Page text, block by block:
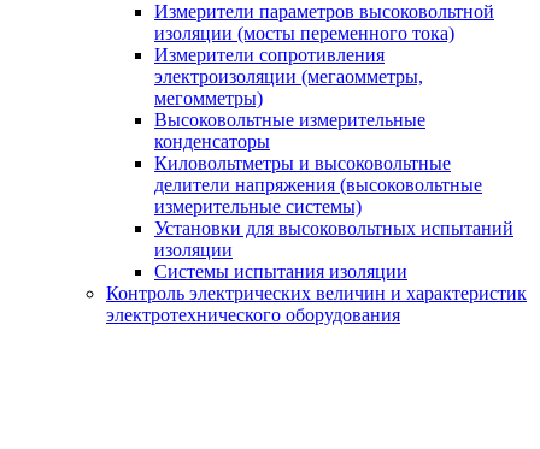
Измерители параметров высоковольтной
изоляции (мосты переменного тока)
Измерители сопротивления
электроизоляции (мегаомметры,
мегомметры)
Высоковольтные измерительные
конденсаторы
Киловольтметры и высоковольтные
делители напряжения (высоковольтные
измерительные системы)
Установки для высоковольтных испытаний
изоляции
Системы испытания изоляции
Контроль электрических величин и характеристик
электротехнического оборудования